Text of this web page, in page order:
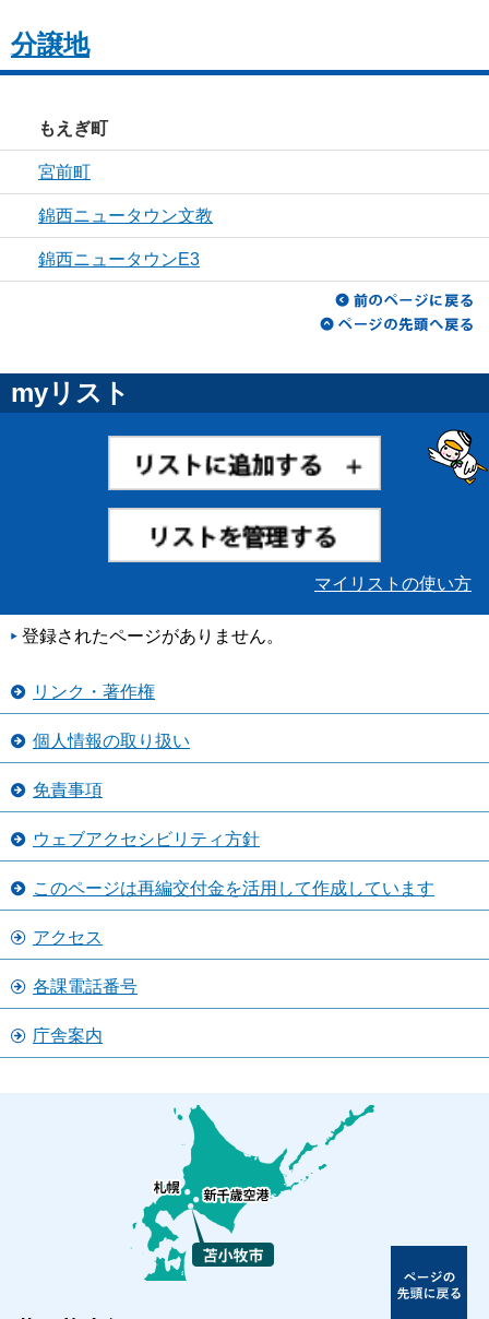
分譲地
もえぎ町
宮前町
錦西ニュータウン文教
錦西ニュータウンE3
myリスト
マイリストの使い方
登録されたページがありません。
リンク・著作権
個人情報の取り扱い
免責事項
ウェブアクセシビリティ方針
このページは再編交付金を活用して作成しています
アクセス
各課電話番号
庁舎案内